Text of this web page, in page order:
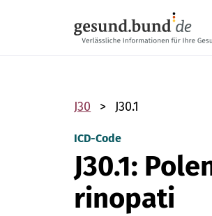
J30 J30.1
ICD-Code
J30.1:
rinopati